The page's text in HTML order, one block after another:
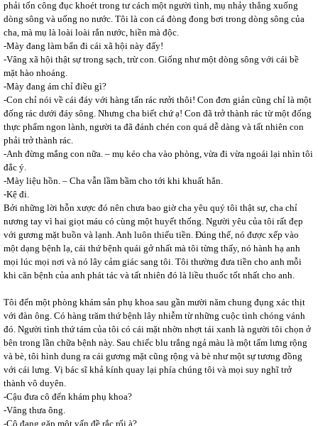
phải tốn công đục khoét trong tư cách một người tình, mụ nhảy thẳng xuống
dòng sông và uống no nước. Tôi là con cá đòng đong bơi trong dòng sông của
cha, mà mụ là loài loài rắn nước, hiền mà độc.
-Mày đang làm bẩn đi cái xã hội này đấy!
-Vâng xã hội thật sự trong sạch, trừ con. Giống như một dòng sông với cái bề
mặt hào nhoáng.
-Mày đang ám chỉ điều gì?
-Con chỉ nói về cái đáy với hàng tấn rác rưởi thôi! Con đơn giản cũng chỉ là một
đống rác dưới đáy sông. Nhưng cha biết chứ ạ! Con đã trở thành rác từ một đống
thực phẩm ngon lành, người ta đã đánh chén con quá dễ dàng và tất nhiên con
phải trở thành rác.
-Anh đừng mắng con nữa. – mụ kéo cha vào phòng, vừa đi vừa ngoái lại nhìn tôi
đắc ý.
-Mày liệu hồn. – Cha vẫn lầm bầm cho tới khi khuất hẳn.
-Kệ đi.
Bởi những lời hỗn xược đó nên chưa bao giờ cha yêu quý tôi thật sự, cha chỉ
nương tay vì hai giọt máu có cùng một huyết thống. Người yêu của tôi rất đẹp
với gương mặt buồn và lạnh. Anh luôn thiếu tiền. Đúng thế, nó được xếp vào
một dạng bệnh lạ, cái thứ bệnh quái gở nhất mà tôi từng thấy, nó hành hạ anh
mọi lúc mọi nơi và nó lây cảm giác sang tôi. Tôi thường đưa tiền cho anh mỗi
khi căn bệnh của anh phát tác và tất nhiên đó là liều thuốc tốt nhất cho anh.
Tôi đến một phòng khám sản phụ khoa sau gần mười năm chung đụng xác thịt
với đàn ông. Có hàng trăm thứ bệnh lây nhiễm từ những cuộc tình chóng vánh
đó. Người tình thứ tám của tôi có cái mặt nhờn nhợt tái xanh là người tôi chọn ở
bên trong lần chữa bệnh này. Sau chiếc blu trắng ngả màu là một tấm lưng rộng
và bè, tôi hình dung ra cái gương mặt cũng rộng và bè như một sự tương đồng
với cái lưng. Vị bác sĩ khả kính quay lại phía chúng tôi và mọi suy nghĩ trở
thành vô duyên.
-Cậu đưa cô đến khám phụ khoa?
-Vâng thưa ông.
-Cô đang gặp một vấn đề rắc rối à?